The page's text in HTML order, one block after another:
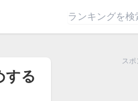
する
スポ